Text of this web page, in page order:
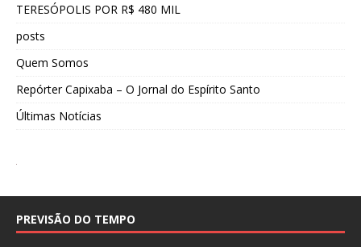
TERESÓPOLIS POR R$ 480 MIL
posts
Quem Somos
Repórter Capixaba – O Jornal do Espírito Santo
Últimas Notícias
PREVISÃO DO TEMPO